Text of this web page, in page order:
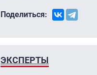
Поделиться:
ЭКСПЕРТЫ